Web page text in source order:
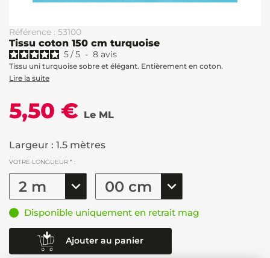
Référence : 53100
Tissu coton 150 cm turquoise
5/5 - 8 avis
Tissu uni turquoise sobre et élégant. Entièrement en coton.
Lire la suite
5,50 € Le ML
Largeur : 1.5 mètres
VOTRE LONGUEUR * :
Disponible uniquement en retrait mag
Ajouter au panier